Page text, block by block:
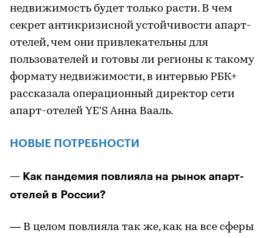
недвижимость будет только расти. В чем
секрет антикризисной устойчивости апарт-
отелей, чем они привлекательны для
пользователей и готовы ли регионы к такому
формату недвижимости, в интервью РБК+
рассказала операционный директор сети
апарт-отелей YE’S Анна Вааль.
НОВЫЕ ПОТРЕБНОСТИ
— Как пандемия повлияла на рынок апарт-
отелей в России?
— В целом повлияла так же, как на все сферы